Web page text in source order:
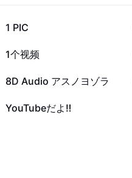
39.5K
1 PIC
8.1K
1个视频
624
8D Audio アスノヨゾラ
0
YouTubeだよ‼️